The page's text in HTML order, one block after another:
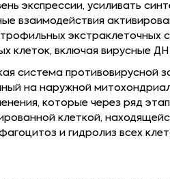
экспрессии, усиливать
взаимодействия
экстраклеточных
клеток, включая вирусные
система противовирусной
на наружной
которые через ряд
клеткой,
и гидролиз всех